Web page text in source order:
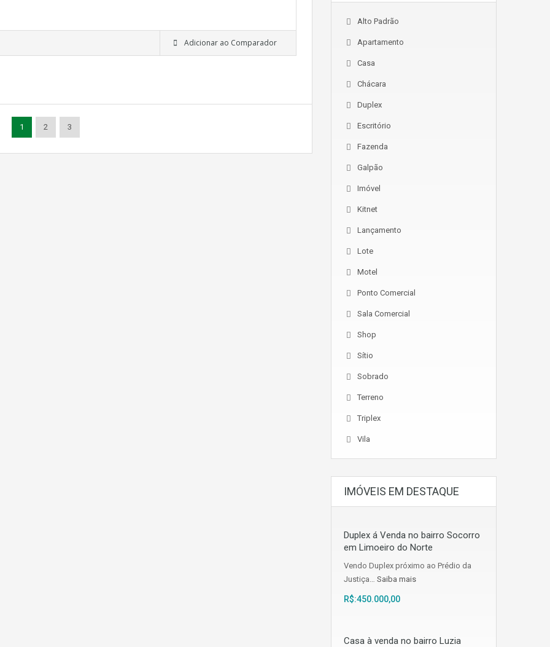
Adicionar ao Comparador
1 2 3
Alto Padrão
Apartamento
Casa
Chácara
Duplex
Escritório
Fazenda
Galpão
Imóvel
Kitnet
Lançamento
Lote
Motel
Ponto Comercial
Sala Comercial
Shop
Sítio
Sobrado
Terreno
Triplex
Vila
IMÓVEIS EM DESTAQUE
Duplex á Venda no bairro Socorro
em Limoeiro do Norte
Vendo Duplex próximo ao Prédio da
Justiça… Saiba mais
R$:450.000,00
Casa à venda no bairro Luzia